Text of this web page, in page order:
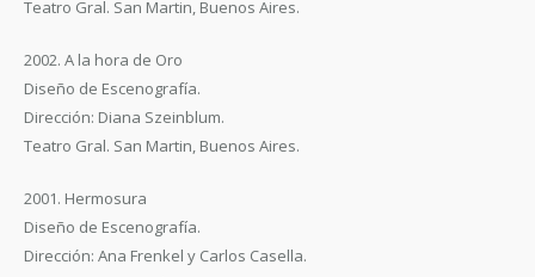
Teatro Gral. San Martin, Buenos Aires.
2002. A la hora de Oro
Diseño de Escenografía.
Dirección: Diana Szeinblum.
Teatro Gral. San Martin, Buenos Aires.
2001. Hermosura
Diseño de Escenografía.
Dirección: Ana Frenkel y Carlos Casella.